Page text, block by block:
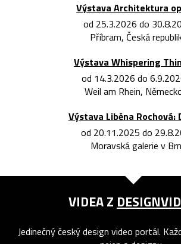
Výstava Architektura
od 25.3.2026 do
Příbram, Česká
Výstava Whispering
od 14.3.2026 do
Weil am Rhein,
Výstava Liběna Rochová:
od 20.11.2025 do
Moravská galerie v
VIDEA Z
Jedinečný český design video portál.